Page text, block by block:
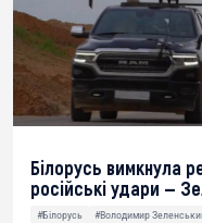
Білорусь вимкнула
російські удари —
#Білорусь #Володимир